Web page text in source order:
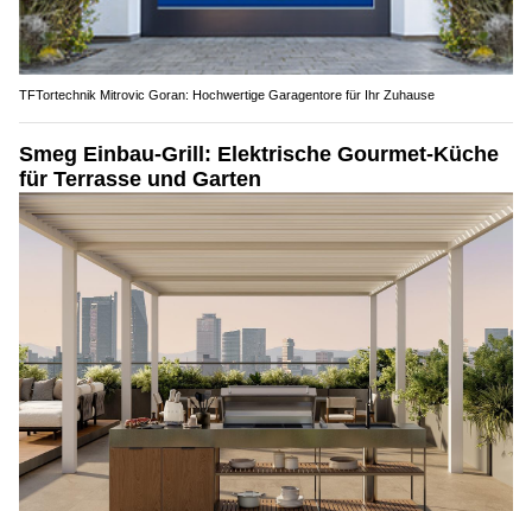
TFTortechnik Mitrovic Goran: Hochwertige Garagentore für Ihr Zuhause
Smeg Einbau-Grill: Elektrische Gourmet-Küche
für Terrasse und Garten